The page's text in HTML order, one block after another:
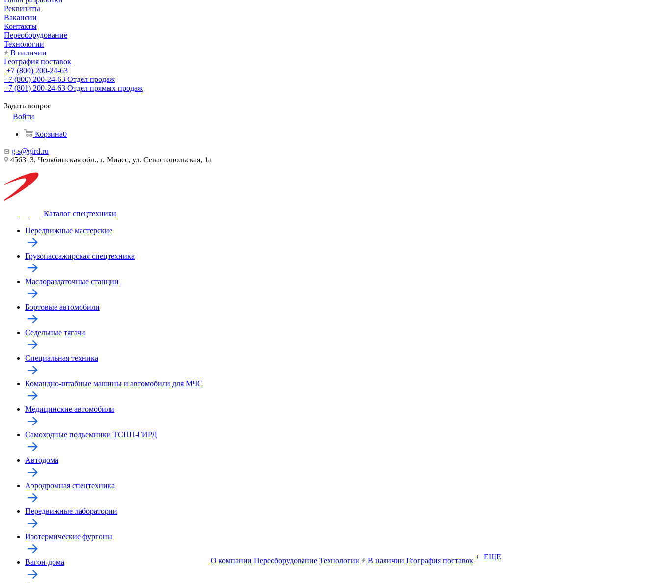
Реквизиты
Вакансии
Контакты
Переоборудование
Технологии
В наличии
География поставок
+7 (800) 200-24-63
+7 (800) 200-24-63 Отдел продаж
+7 (801) 200-24-63 Отдел прямых продаж
Задать вопрос
Войти
Корзина0
g-s@gird.ru
456313, Челябинская обл., г. Миасс, ул. Севастопольская, 1а
Каталог спецтехники
Передвижные мастерские
Грузопассажирская спецтехника
Маслораздаточные станции
Бортовые автомобили
Седельные тягачи
Специальная техника
Командно-штабные машины и автомобили для МЧС
Медицинские автомобили
Самоходные подъемники ТСПП-ГИРД
Автодома
Аэродромная спецтехника
Передвижные лаборатории
Изотермические фургоны
Вагон-дома О компании Переоборудование Технологии В наличии География поставок + ЕЩЕ